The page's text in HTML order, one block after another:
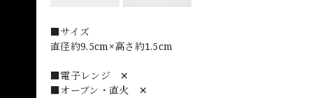
■サイズ
直径約9.5cm×高さ約1.5cm
■電子レンジ ✕
■オーブン・直火 ✕